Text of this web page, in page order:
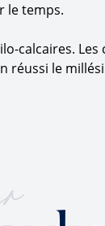
le temps.
calcaires.
réussi le